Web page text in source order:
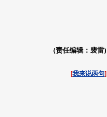
(责任编辑：裴雷)
[我来说两句]